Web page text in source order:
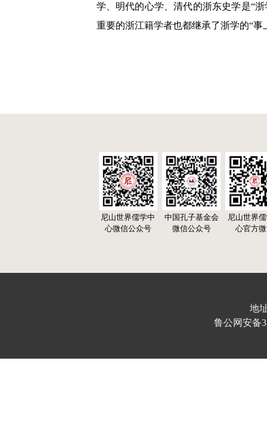
学、明代的心学、清代的浙东史学是“
重要的浙江籍学者也都继承了浙学的“事
尼山世界儒学中
心微信公众号
中国孔子基金会
微信公众号
尼山世界
心官方
地
鲁公网安备